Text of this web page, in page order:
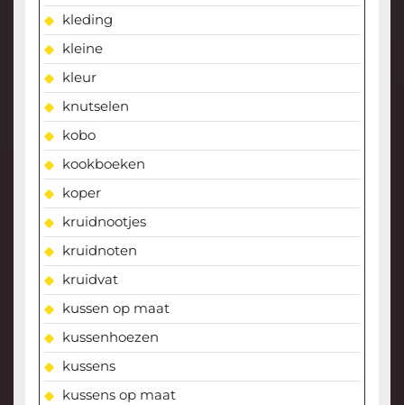
kleding
kleine
kleur
knutselen
kobo
kookboeken
koper
kruidnootjes
kruidnoten
kruidvat
kussen op maat
kussenhoezen
kussens
kussens op maat